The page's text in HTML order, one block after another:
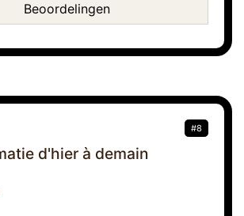
Beoordelingen
#8
d'hier à demain